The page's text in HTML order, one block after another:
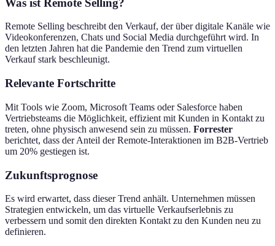
Remote Selling beschreibt den Verkauf, der über digitale Kanäle wie
Videokonferenzen, Chats und Social Media durchgeführt wird. In
den letzten Jahren hat die Pandemie den Trend zum virtuellen
Verkauf stark beschleunigt.
Relevante Fortschritte
Mit Tools wie Zoom, Microsoft Teams oder Salesforce haben
Vertriebsteams die Möglichkeit, effizient mit Kunden in Kontakt zu
treten, ohne physisch anwesend sein zu müssen. Forrester
berichtet, dass der Anteil der Remote-Interaktionen im B2B-Vertrieb
um 20% gestiegen ist.
Zukunftsprognose
Es wird erwartet, dass dieser Trend anhält. Unternehmen müssen
Strategien entwickeln, um das virtuelle Verkaufserlebnis zu
verbessern und somit den direkten Kontakt zu den Kunden neu zu
definieren.